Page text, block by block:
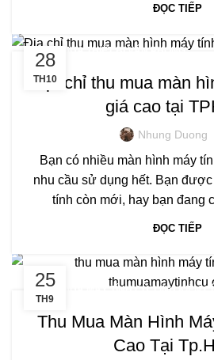
ĐỌC TIẾP
28
TH10
THU MUA THIẾT BỊ VĂN PHÒNG
Địa chỉ thu mua màn
giá cao tại
Nhung Duong
Bạn có nhiều màn hình máy
nhu cầu sử dụng hết. Bạn
tính còn mới, hay bạn đang
ĐỌC TIẾP
25
TH9
THU MUA MÁY TÍNH CŨ, LINH KIỆN
Thu Mua Màn Hình
Cao Tại